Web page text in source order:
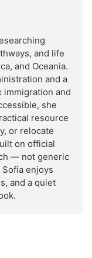
and life
and Oceania.
and a
immigration and
she
resource
or relocate
on official
— not generic
enjoys
and a quiet